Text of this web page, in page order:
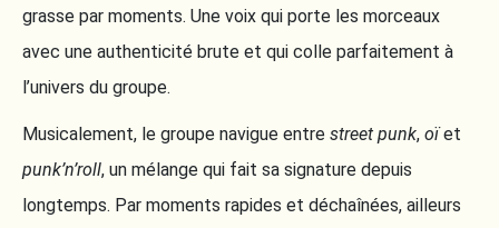
grasse par moments. Une voix qui porte les morceaux
avec une authenticité brute et qui colle parfaitement à
l’univers du groupe.
Musicalement, le groupe navigue entre street punk, oïet
punk’n’roll, un mélange qui fait sa signature depuis
longtemps. Par moments rapides et déchaînées, ailleurs